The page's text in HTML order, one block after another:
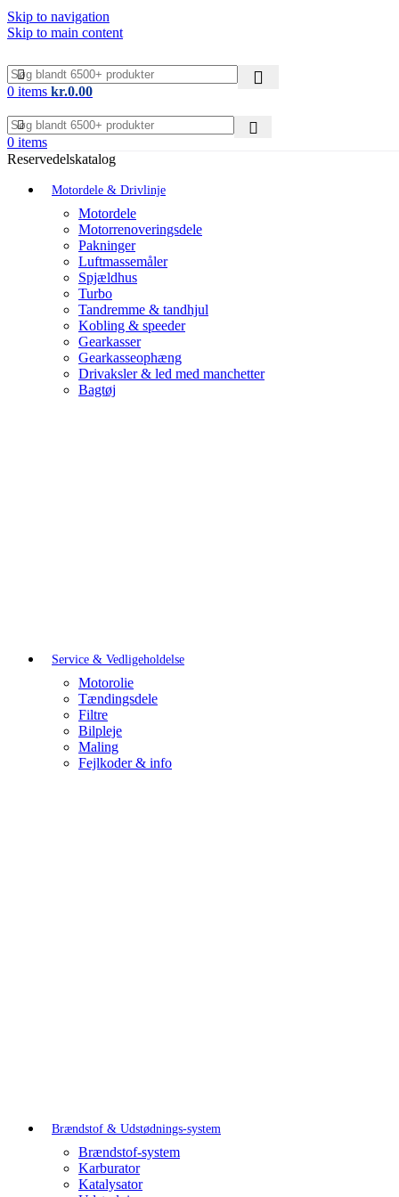
Skip to navigation
Skip to main content
0 items kr.0.00
0 items
Reservedelskatalog
Motordele & Drivlinje
Motordele
Motorrenoveringsdele
Pakninger
Luftmassemåler
Spjældhus
Turbo
Tandremme & tandhjul
Kobling & speeder
Gearkasser
Gearkasseophæng
Drivaksler & led med manchetter
Bagtøj
Service & Vedligeholdelse
Motorolie
Tændingsdele
Filtre
Bilpleje
Maling
Fejlkoder & info
Brændstof & Udstødnings-system
Brændstof-system
Karburator
Katalysator